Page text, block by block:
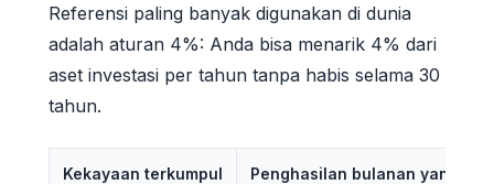
Referensi paling banyak digunakan di dunia
adalah aturan 4%: Anda bisa menarik 4% dari
aset investasi per tahun tanpa habis selama 30
tahun.
Kekayaan terkumpul Penghasilan bulanan yang